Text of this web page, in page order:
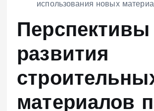
использования новых
Перспективы
развития
материалов